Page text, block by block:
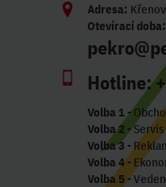
Adresa:
Otevírací doba:
Hotline:
Volba 1-
Volba 2 - Servis
Volba 3 -
Volba 4-
Volba 5-